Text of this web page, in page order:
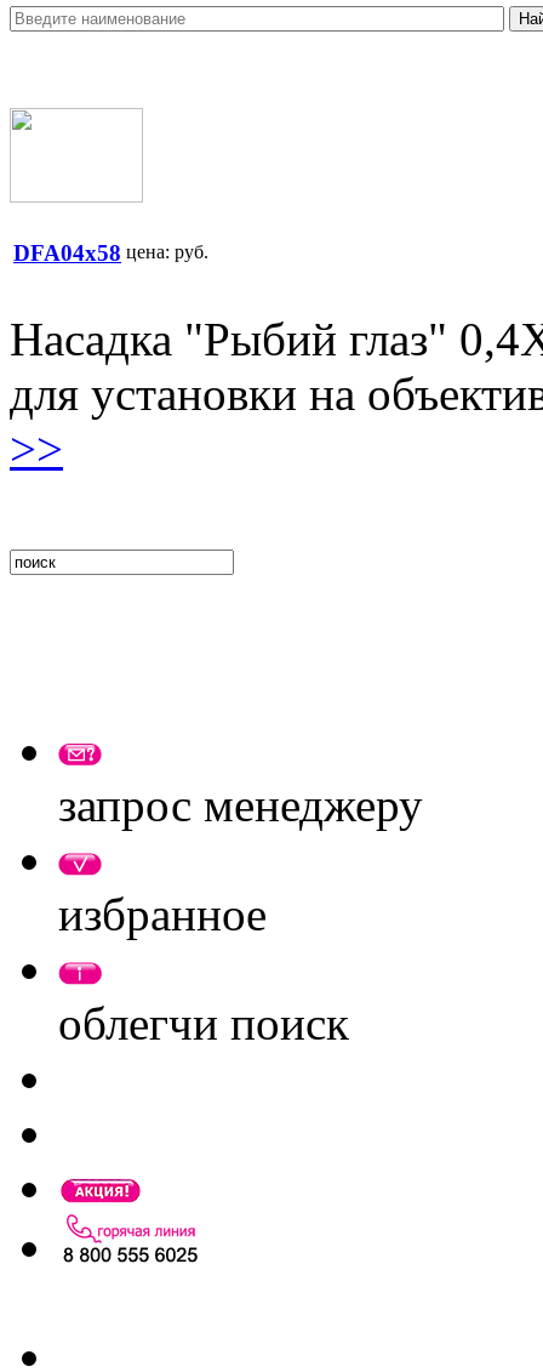
DFA04x58 цена: руб.
Насадка "Рыбий глаз"
для установки на
>>
запрос менеджеру
избранное
облегчи поиск